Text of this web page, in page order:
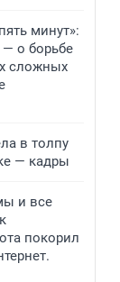
минут»:
о борьбе
сложных
в толпу
— кадры
и все
покорил